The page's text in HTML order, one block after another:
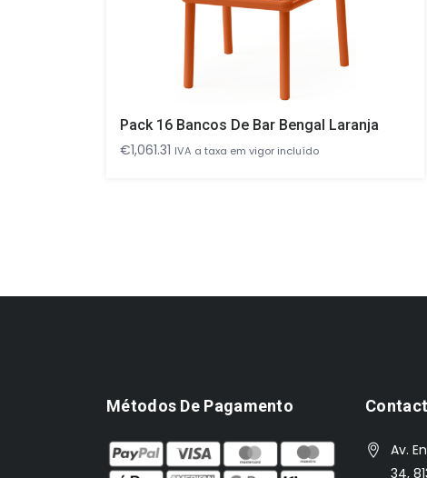
Pack 16 Bancos De Bar Bengal Laranja
€1,061.31 IVA a taxa em vigor incluído
Métodos De Pagamento
Av.
34,